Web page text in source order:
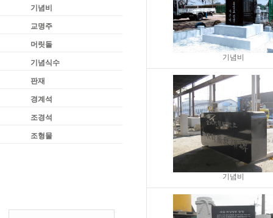
기념비
교명주
머릿돌
기념식수
판재
경계석
조경석
조형물
기념비
기념비